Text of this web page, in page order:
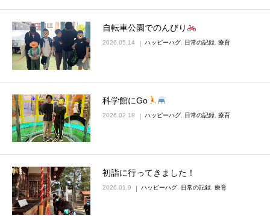
自転車公園でのんびり
2026.05.14 ハッピーハグ 日常の記録 療育
科学館にGo
2026.02.18 ハッピーハグ 日常の記録 療育
初詣に行ってきました！
2026.01.9 ハッピーハグ, 日常の記録, 療育